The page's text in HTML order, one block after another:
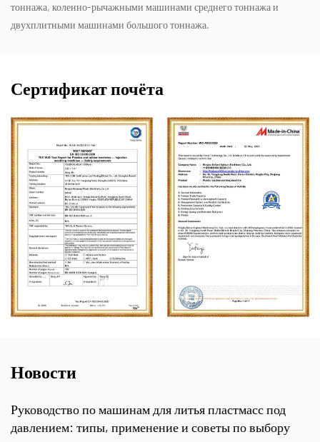
тоннажа, коленно-рычажными машинами среднего тоннажа и
двухплитными машинами большого тоннажа.
Сертификат почёта
Новости
Руководство по машинам для литья пластмасс под
давлением: типы, применение и советы по выбору